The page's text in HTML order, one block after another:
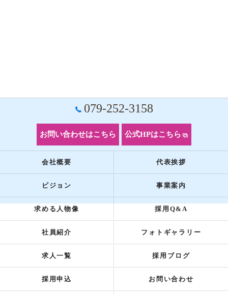
079-252-3158
お問い合わせはこちら 公式HPはこちら
会社概要 代表挨拶
ビジョン 事業案内
求める人物像 採用Q&A
社員紹介 フォトギャラリー
求人一覧 採用ブログ
採用申込 お問い合わせ